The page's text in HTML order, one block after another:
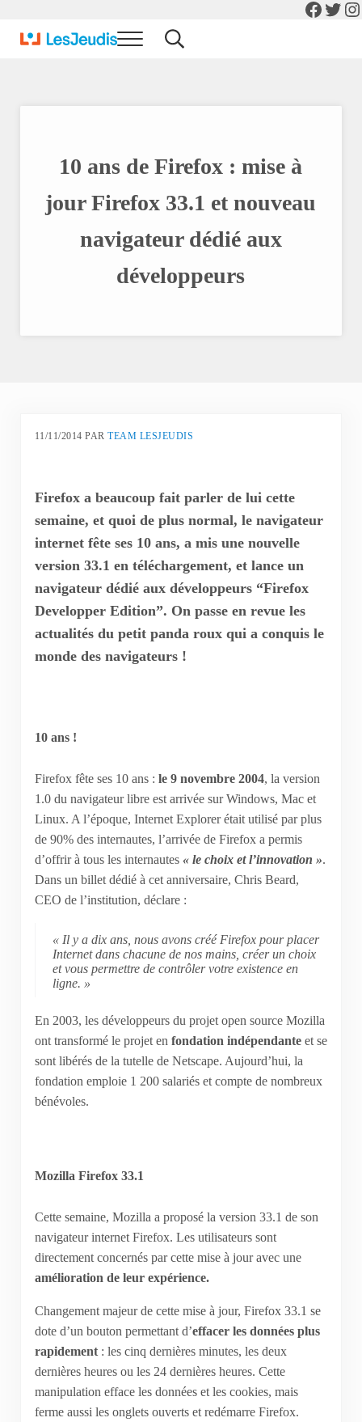
Menu Search...
10 ans de Firefox : mise à
jour Firefox 33.1 et nouveau
navigateur dédié aux
développeurs
11/11/2014 PARTEAM LESJEUDIS
Firefox a beaucoup fait parler de lui cette
semaine, et quoi de plus normal, le navigateur
internet fête ses 10 ans, a mis une nouvelle
version 33.1 en téléchargement, et lance un
navigateur dédié aux développeurs “Firefox
Developper Edition”. On passe en revue les
actualités du petit panda roux qui a conquis le
monde des navigateurs !
10 ans !
Firefox fête ses 10 ans : le 9 novembre 2004, la version
1.0 du navigateur libre est arrivée sur Windows, Mac et
Linux. A l’époque, Internet Explorer était utilisé par plus
de 90% des internautes, l’arrivée de Firefox a permis
d’offrir à tous les internautes « le choix et l’innovation ».
Dans un billet dédié à cet anniversaire, Chris Beard,
CEO de l’institution, déclare :
« Il y a dix ans, nous avons créé Firefox pour placer
Internet dans chacune de nos mains, créer un choix
et vous permettre de contrôler votre existence en
ligne. »
En 2003, les développeurs du projet open source Mozilla
ont transformé le projet en fondation indépendanteet se
sont libérés de la tutelle de Netscape. Aujourd’hui, la
fondation emploie 1 200 salariés et compte de nombreux
bénévoles.
Mozilla Firefox 33.1
Cette semaine, Mozilla a proposé la version 33.1 de son
navigateur internet Firefox. Les utilisateurs sont
directement concernés par cette mise à jour avec une
amélioration de leur expérience.
Changement majeur de cette mise à jour, Firefox 33.1 se
dote d’un bouton permettant d’effacer les données plus
rapidement: les cinq dernières minutes, les deux
dernières heures ou les 24 dernières heures. Cette
manipulation efface les données et les cookies, mais
ferme aussi les onglets ouverts et redémarre Firefox.